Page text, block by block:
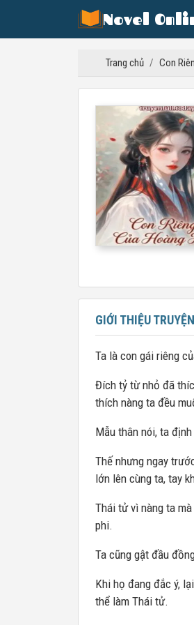
Novel
Trang chủ / Con
GIỚI THIỆU TRUYỆN
Ta là con gái riêng
Đích tỷ từ nhỏ đã
thích nàng ta đều
Mẫu thân nói, ta
Thế nhưng ngay
lớn lên cùng ta, tay
Thái tử vì nàng ta
phi.
Ta cũng gật đầu
Khi họ đang đắc ý,
thể làm Thái tử.